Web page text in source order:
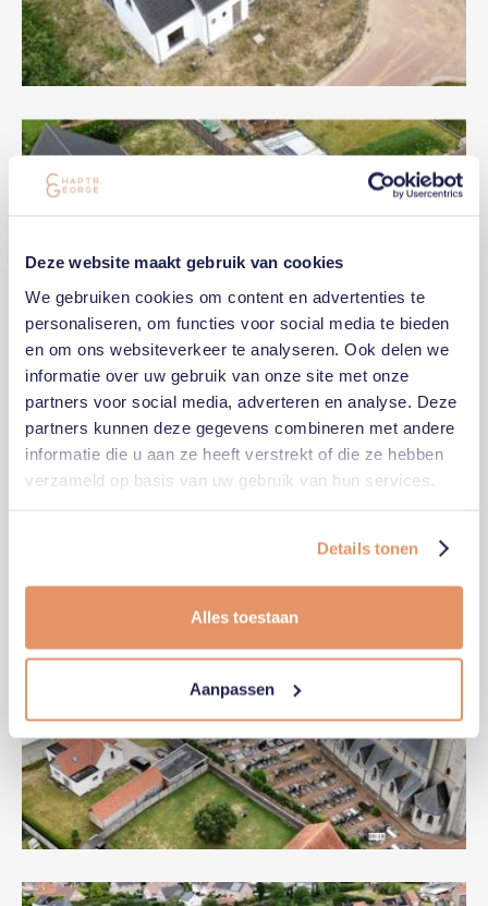
Deze website maakt gebruik van cookies
We gebruiken cookies om content en advertenties te
personaliseren, om functies voor social media te bieden
en om ons websiteverkeer te analyseren. Ook delen we
informatie over uw gebruik van onze site met onze
partners voor social media, adverteren en analyse. Deze
partners kunnen deze gegevens combineren met andere
informatie die u aan ze heeft verstrekt of die ze hebben
verzameld op basis van uw gebruik van hun services.
Details tonen
Alles toestaan
Aanpassen